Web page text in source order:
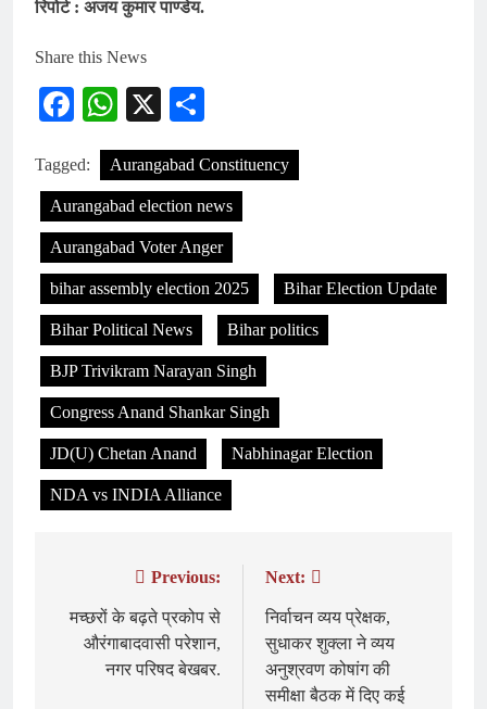
रिपोर्ट : अजय कुमार पाण्डेय.
Share this News
Facebook
WhatsApp
X
Tagged: Aurangabad Constituency
Aurangabad election news
Aurangabad Voter Anger
bihar assembly election 2025 Bihar Election Update
Bihar Political News Bihar politics
BJP Trivikram Narayan Singh
Congress Anand Shankar Singh
JD(U) Chetan Anand Nabhinagar Election
NDA vs INDIA Alliance
navigation
Previous:
मच्छरों के बढ़ते प्रकोप से
औरंगाबादवासी परेशान,
नगर परिषद बेखबर.
Next:
निर्वाचन व्यय प्रेक्षक,
सुधाकर शुक्ला ने व्यय
अनुश्रवण कोषांग की
समीक्षा बैठक में दिए कई